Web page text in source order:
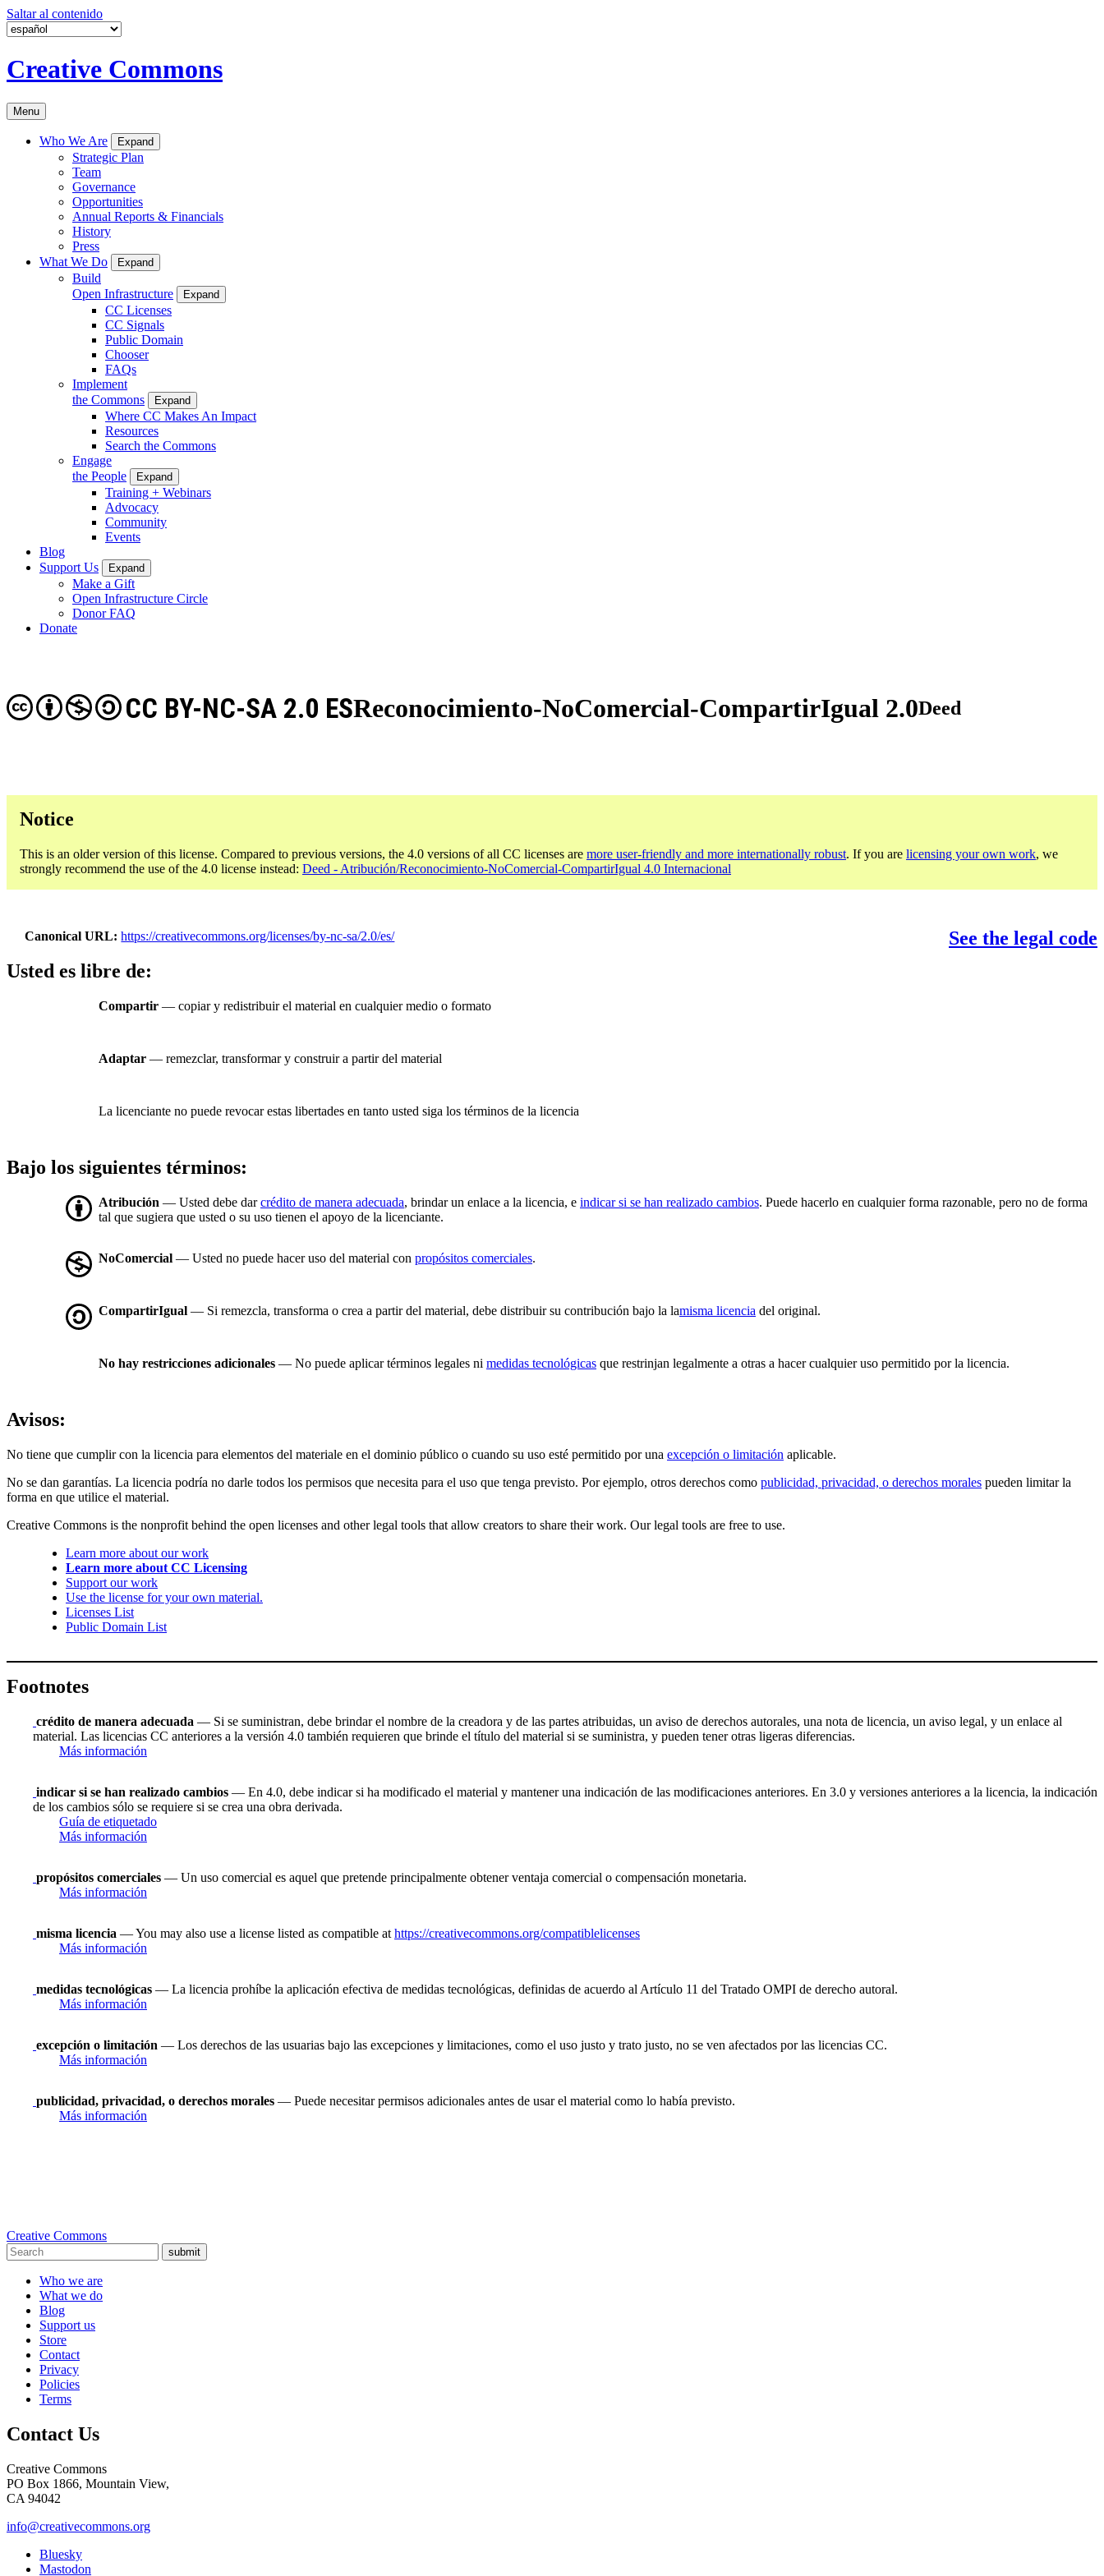
Saltar al contenido
Creative Commons
Menu
Who We Are Expand
Strategic Plan
Team
Governance
Opportunities
Annual Reports & Financials
History
Press
What We Do
Expand
Build
Open Infrastructure
Expand
CC Licenses
CC Signals
Public Domain
Chooser
FAQs
Implement
the Commons
Expand
Where CC Makes An Impact
Resources
Search the Commons
Engage
the People
Expand
Training + Webinars
Advocacy
Community
Events
Blog
Support Us
Expand
Make a Gift
Open Infrastructure Circle
Donor FAQ
Donate
Reconocimiento-NoComercial-CompartirIgual 2.0
CC BY-NC-SA 2.0 ES Deed
Notice
This is an older version of this license. Compared to previous versions, the 4.0 versions of all CC licenses are more user-friendly and more internationally robust. If you are licensing your own work, we
strongly recommend the use of the 4.0 license instead: Deed - Atribución/Reconocimiento-NoComercial-CompartirIgual 4.0 Internacional
Canonical URL https://creativecommons.org/licenses/by-nc-sa/2.0/es/
See the legal code
Usted es libre de:
Compartir — copiar y redistribuir el material en cualquier medio o formato
Adaptar — remezclar, transformar y construir a partir del material
La licenciante no puede revocar estas libertades en tanto usted siga los términos de la licencia
Bajo los siguientes términos:
Atribución — Usted debe darcrédito de manera adecuada, brindar un enlace a la licencia, e indicar si se han realizado cambios. Puede hacerlo en cualquier forma razonable, pero no de forma
tal que sugiera que usted o su uso tienen el apoyo de la licenciante.
NoComercial — Usted no puede hacer uso del material con propósitos comerciales.
CompartirIgual — Si remezcla, transforma o crea a partir del material, debe distribuir su contribución bajo la lamisma licencia del original.
No hay restricciones adicionales — No puede aplicar términos legales ni medidas tecnológicas que restrinjan legalmente a otras a hacer cualquier uso permitido por la licencia.
Avisos:
No tiene que cumplir con la licencia para elementos del materiale en el dominio público o cuando su uso esté permitido por una excepción o limitación aplicable.
No se dan garantías. La licencia podría no darle todos los permisos que necesita para el uso que tenga previsto. Por ejemplo, otros derechos como publicidad, privacidad, o derechos morales pueden limitar la
forma en que utilice el material.
Creative Commons is the nonprofit behind the open licenses and other legal tools that allow creators to share their work. Our legal tools are free to use.
Learn more about our work
Learn more about CC Licensing
Support our work
Use the license for your own material.
Licenses List
Public Domain List
Footnotes
crédito de manera adecuada — Si se suministran, debe brindar el nombre de la creadora y de las partes atribuidas, un aviso de derechos autorales, una nota de licencia, un aviso legal, y un enlace al
material. Las licencias CC anteriores a la versión 4.0 también requieren que brinde el título del material si se suministra, y pueden tener otras ligeras diferencias.
Más información
indicar si se han realizado cambios — En 4.0, debe indicar si ha modificado el material y mantener una indicación de las modificaciones anteriores. En 3.0 y versiones anteriores a la licencia, la indicación
de los cambios sólo se requiere si se crea una obra derivada.
Guía de etiquetado
Más información
propósitos comerciales — Un uso comercial es aquel que pretende principalmente obtener ventaja comercial o compensación monetaria.
Más información
misma licencia — You may also use a license listed as compatible at https://creativecommons.org/compatiblelicenses
Más información
medidas tecnológicas — La licencia prohíbe la aplicación efectiva de medidas tecnológicas, definidas de acuerdo al Artículo 11 del Tratado OMPI de derecho autoral.
Más información
excepción o limitación — Los derechos de las usuarias bajo las excepciones y limitaciones, como el uso justo y trato justo, no se ven afectados por las licencias CC.
Más información
publicidad, privacidad, o derechos morales — Puede necesitar permisos adicionales antes de usar el material como lo había previsto.
Más información
Creative Commons
submit
Who we are
What we do
Blog
Support us
Store
Contact
Privacy
Policies
Terms
Contact Us
Creative Commons
PO Box 1866, Mountain View,
CA 94042
info@creativecommons.org
Bluesky
Mastodon